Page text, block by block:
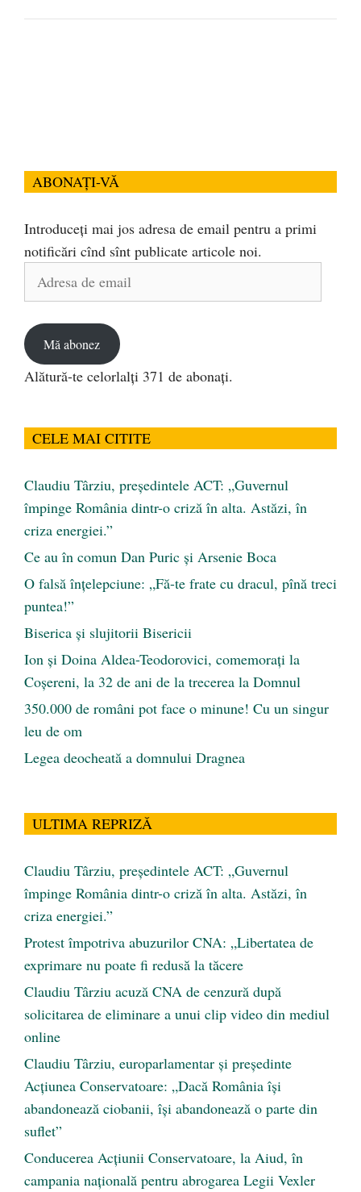
ABONAȚI-VĂ
Introduceți mai jos adresa de email pentru a primi
notificări cînd sînt publicate articole noi.
Adresa
Mă abonez
Alătură-te celorlalți 371 de abonați.
CELE MAI CITITE
Claudiu Târziu, președintele ACT: „Guvernul
împinge România dintr-o criză în alta. Astăzi, în
criza energiei.”
Ce au în comun Dan Puric şi Arsenie Boca
O falsă înțelepciune: „Fă-te frate cu dracul, pînă treci
puntea!”
Biserica și slujitorii Bisericii
Ion și Doina Aldea-Teodorovici, comemorați la
Coșereni, la 32 de ani de la trecerea la Domnul
350.000 de români pot face o minune! Cu un singur
leu de om
Legea deocheată a domnului Dragnea
ULTIMA REPRIZĂ
Claudiu Târziu, președintele ACT: „Guvernul
împinge România dintr-o criză în alta. Astăzi, în
criza energiei.”
Protest împotriva abuzurilor CNA: „Libertatea de
exprimare nu poate fi redusă la tăcere
Claudiu Târziu acuză CNA de cenzură după
solicitarea de eliminare a unui clip video din mediul
online
Claudiu Târziu, europarlamentar și președinte
Acțiunea Conservatoare: „Dacă România își
abandonează ciobanii, își abandonează o parte din
suflet”
Conducerea Acțiunii Conservatoare, la Aiud, în
campania națională pentru abrogarea Legii Vexler